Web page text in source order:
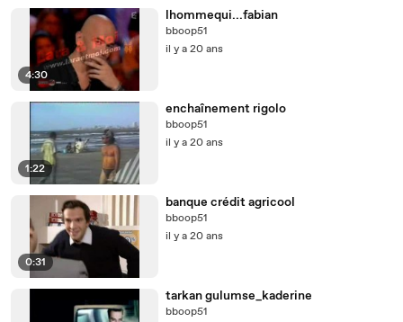
4:30
lhommequi...fabian
bboop51
il y a 20 ans
1:22
enchaînement rigolo
bboop51
il y a 20 ans
0:31
banque crédit agricool
bboop51
il y a 20 ans
tarkan gulumse_kaderine
bboop51